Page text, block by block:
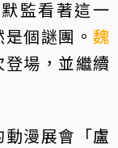
監看著這一
個謎團。 魏
場，並繼續
動漫展會「盧